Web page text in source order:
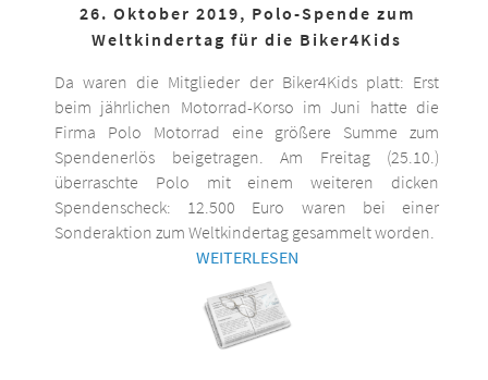
26. Oktober 2019, Polo-Spende zum
Weltkindertag für die Biker4Kids
Da waren die Mitglieder der Biker4Kids platt: Erst
beim jährlichen Motorrad-Korso im Juni hatte die
Firma Polo Motorrad eine größere Summe zum
Spendenerlös beigetragen. Am Freitag (25.10.)
überraschte Polo mit einem weiteren dicken
Spendenscheck: 12.500 Euro waren bei einer
Sonderaktion zum Weltkindertag gesammelt worden.
WEITERLESEN